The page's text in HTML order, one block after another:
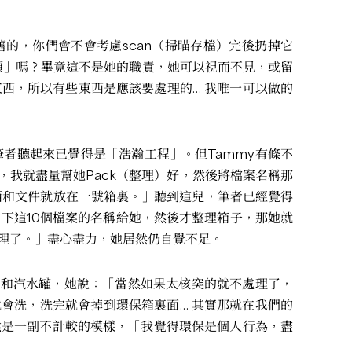
，你們會不會考慮scan（掃瞄存檔）完後扔掉它
嗎？畢竟這不是她的職責，她可以視而不見，或留
，所以有些東西是應該要處理的… 我唯一可以做的
聽起來已覺得是「浩瀚工程」。但Tammy有條不
我就盡量幫她Pack（整理）好，然後將檔案名稱那
文件就放在一號箱裏。」聽到這兒，筆者已經覺得
這10個檔案的名稱給她，然後才整理箱子，那她就
。」盡心盡力，她居然仍自覺不足。
水罐，她說：「當然如果太核突的就不處理了，
洗，洗完就會掉到環保箱裏面… 其實那就在我們的
一副不計較的模樣，「我覺得環保是個人行為，盡